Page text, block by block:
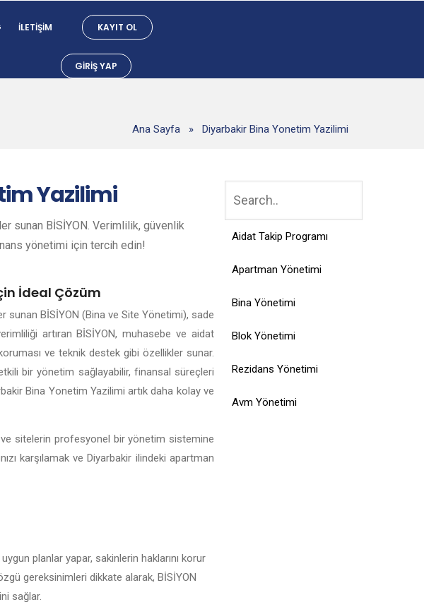
İLETIŞIM KAYIT OL
GIRIŞ YAP
Ana Sayfa » Diyarbakir Bina Yonetim Yazilimi
Yazilimi
sunan BİSİYON. Verimlilik, güvenlik
yönetimi için tercih edin!
İdeal Çözüm
BİSİYON (Bina ve Site Yönetimi), sade
artıran BİSİYON, muhasebe ve aidat
ve teknik destek gibi özellikler sunar.
bir yönetim sağlayabilir, finansal süreçleri
Bina Yonetim Yazilimi artık daha kolay ve
ve sitelerin profesyonel bir yönetim sistemine
karşılamak ve Diyarbakir ilindeki apartman
planlar yapar, sakinlerin haklarını korur
gereksinimleri dikkate alarak, BİSİYON
sağlar.
Aidat Takip Programı
Apartman Yönetimi
Bina Yönetimi
Blok Yönetimi
Rezidans Yönetimi
Avm Yönetimi